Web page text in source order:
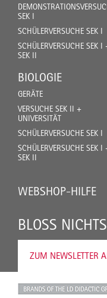
SEK I
SCHÜLERVERSUCHE SEK I
SCHÜLERVERSUCHE SEK I
SEK II
BIOLOGIE
GERÄTE
VERSUCHE SEK II +
UNIVERSITÄT
SCHÜLERVERSUCHE SEK I
SCHÜLERVERSUCHE SEK I
SEK II
WEBSHOP-HILFE
BLOSS
ZUM NEWSLETTER